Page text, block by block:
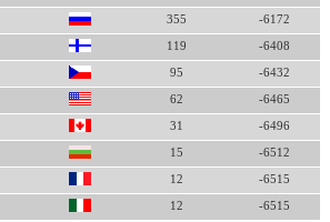
355 -6172
119 -6408
95 -6432
62 -6465
31 -6496
15 -6512
12 -6515
12 -6515